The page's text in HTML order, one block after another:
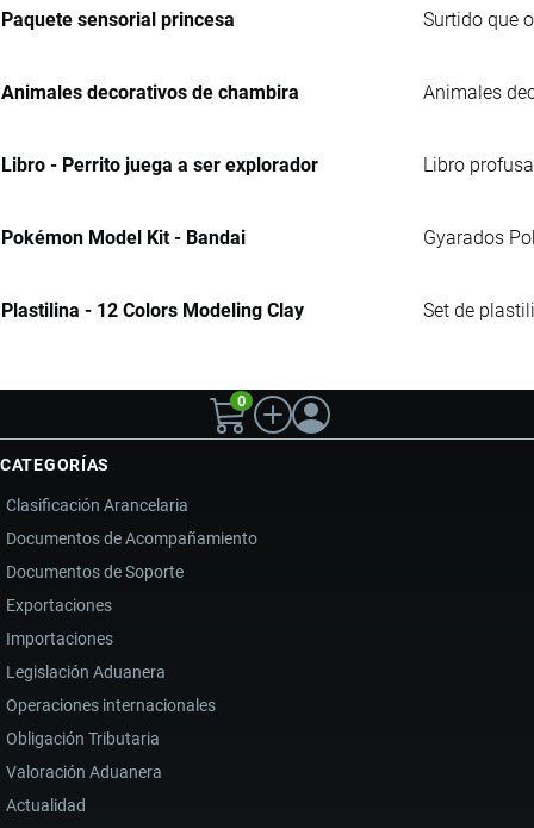
Paquete sensorial princesa Surtido que
Animales decorativos de chambira Animales
Libro - Perrito juega a ser explorador Libro
Pokémon Model Kit - Bandai Gyarados
Plastilina - 12 Colors Modeling Clay Set de
0
CATEGORÍAS
Clasificación Arancelaria
Documentos de Acompañamiento
Documentos de Soporte
Exportaciones
Importaciones
Legislación Aduanera
Operaciones internacionales
Obligación Tributaria
Valoración Aduanera
Actualidad